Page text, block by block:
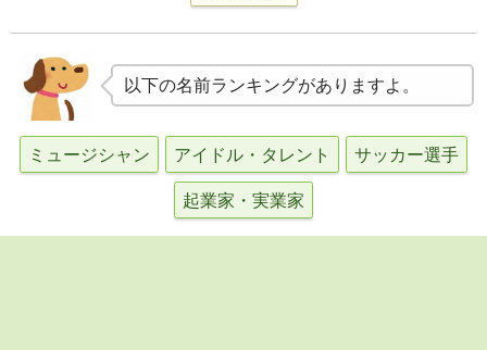
以下の名前ランキングがありますよ。
ミュージシャン アイドル・タレント サッカー選手
起業家・実業家